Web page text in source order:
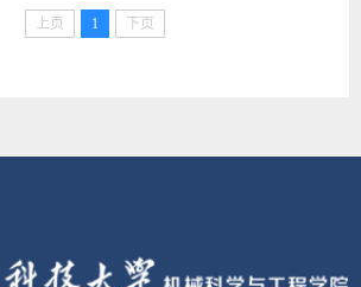
上页 1 下页